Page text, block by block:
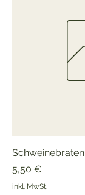
Schweinebraten
Preis
5,50 €
inkl. MwSt.